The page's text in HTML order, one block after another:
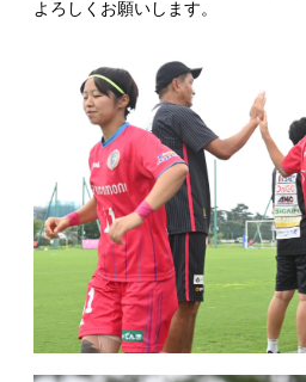
よろしくお願いします。